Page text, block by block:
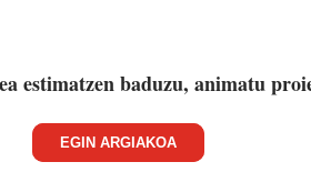
estimatzen baduzu, animatu
EGIN ARGIAKOA